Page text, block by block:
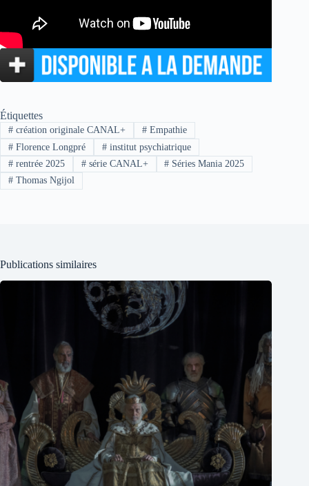
Étiquettes
#création originale CANAL+ #Empathie
#Florence Longpré #institut psychiatrique
#rentrée 2025 #série CANAL+ # Séries Mania 2025
#Thomas Ngijol
Publications similaires